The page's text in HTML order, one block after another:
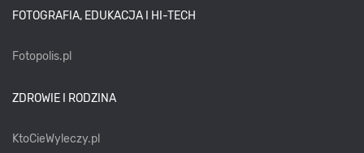
FOTOGRAFIA, EDUKACJA I HI-TECH
Fotopolis.pl
ZDROWIE I RODZINA
KtoCieWyleczy.pl